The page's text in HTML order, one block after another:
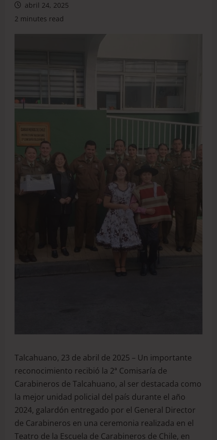
abril 24, 2025
2 minutes read
Talcahuano, 23 de abril de 2025 – Un importante
reconocimiento recibió la 2ª Comisaría de
Carabineros de Talcahuano, al ser destacada como
la mejor unidad policial del país durante el año
2024, galardón entregado por el General Director
de Carabineros en una ceremonia realizada en el
Teatro de la Escuela de Carabineros de Chile, en